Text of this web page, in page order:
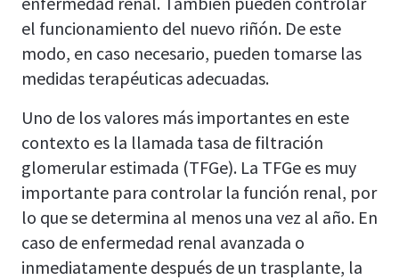
el funcionamiento del nuevo riñón. De este
modo, en caso necesario, pueden tomarse las
medidas terapéuticas adecuadas.
Uno de los valores más importantes en este
contexto es la llamada tasa de filtración
glomerular estimada (TFGe). La TFGe es muy
importante para controlar la función renal, por
lo que se determina al menos una vez al año. En
caso de enfermedad renal avanzada o
inmediatamente después de un trasplante, la